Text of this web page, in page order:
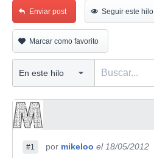
Enviar post Seguir este hilo
Marcar como favorito
#1 por mikeloo el 18/05/2012